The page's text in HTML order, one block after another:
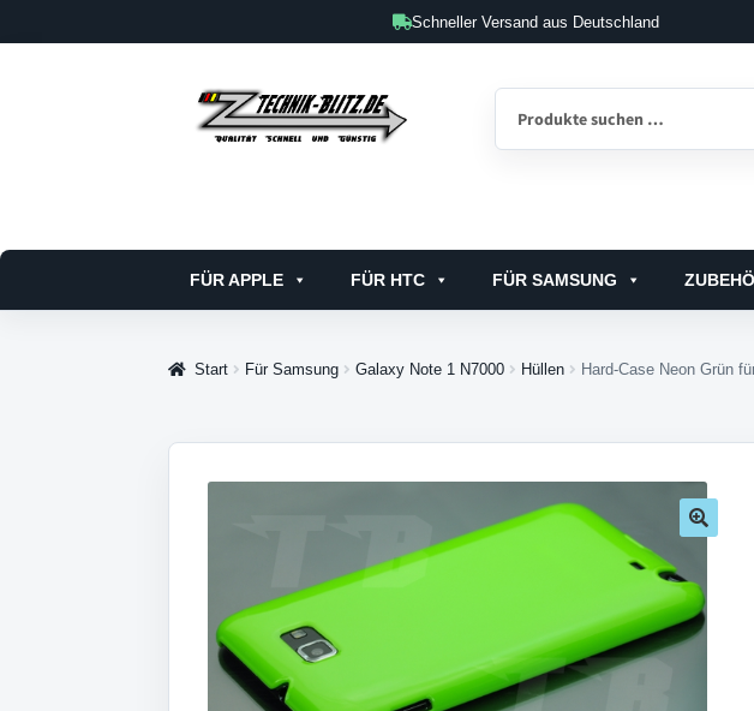
Schneller Versand aus Deutschland
Navigation
springen
Inhalt
springen
nach:
FÜR APPLE FÜR HTC FÜR SAMSUNG
Start Für Samsung Galaxy Note 1 N7000 Hüllen Hard-Case Neon Grün